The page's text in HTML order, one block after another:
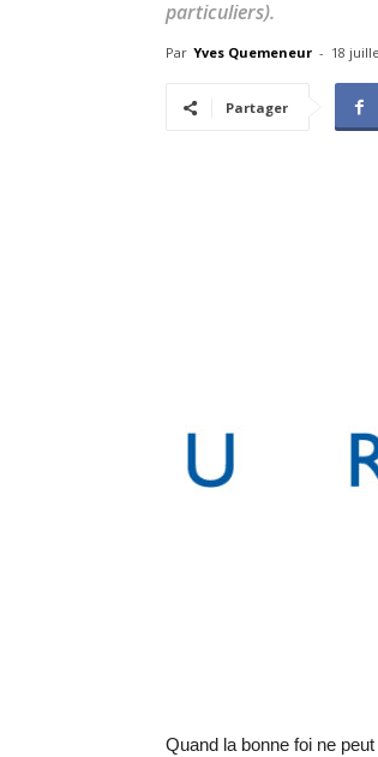
particuliers).
Par Yves Quemeneur - 18
Partager
Quand la bonne foi ne